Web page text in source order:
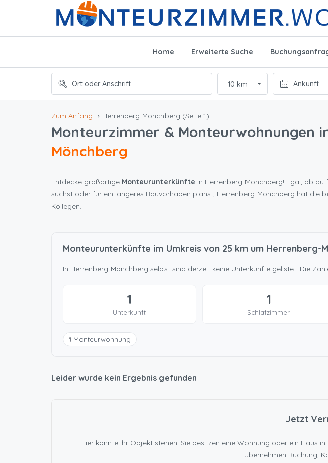
Home Erweiterte Suche
10 km
Zum Anfang Herrenberg-Mönchberg (Seite 1)
Monteurzimmer & Monteurwohnungen
Mönchberg
Entdecke großartige Monteurunterkünfte in Herrenberg-Mönchberg! Egal, ob
suchst oder für ein längeres Bauvorhaben planst, Herrenberg-Mönchberg hat die
Kollegen.
Monteurunterkünfte im Umkreis von 25 km um Herrenberg-
In Herrenberg-Mönchberg selbst sind derzeit keine Unterkünfte gelistet. Die
1
Unterkunft
1
Schlafzimmer
1 Monteurwohnung
Leider wurde kein Ergebnis gefunden
Jetzt
Hier könnte Ihr Objekt stehen! Sie besitzen eine Wohnung oder ein Haus
übernehmen Buchung,